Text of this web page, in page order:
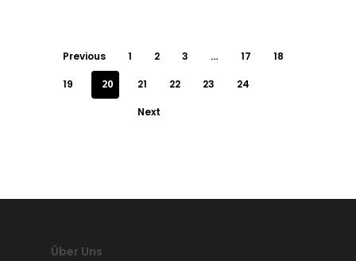
Previous 1 2 3 … 17 18
19 20 21 22 23 24
Next
Über Uns